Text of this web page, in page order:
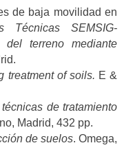
de baja movilidad en
Técnicas SEMSIG-
terreno mediante
treatment of soils. E &
de tratamiento
Madrid, 432 pp.
de suelos. Omega,